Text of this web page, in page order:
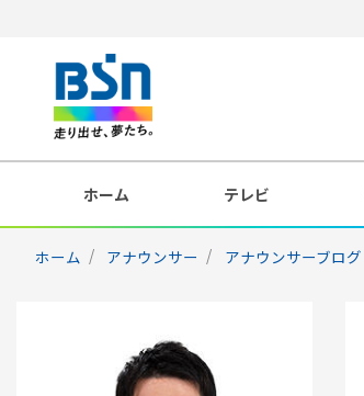
ホーム テレビ
ホーム アナウンサー アナウンサーブログ